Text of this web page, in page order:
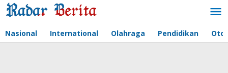
Lewati
ke
Nasional International Olahraga Pendidikan